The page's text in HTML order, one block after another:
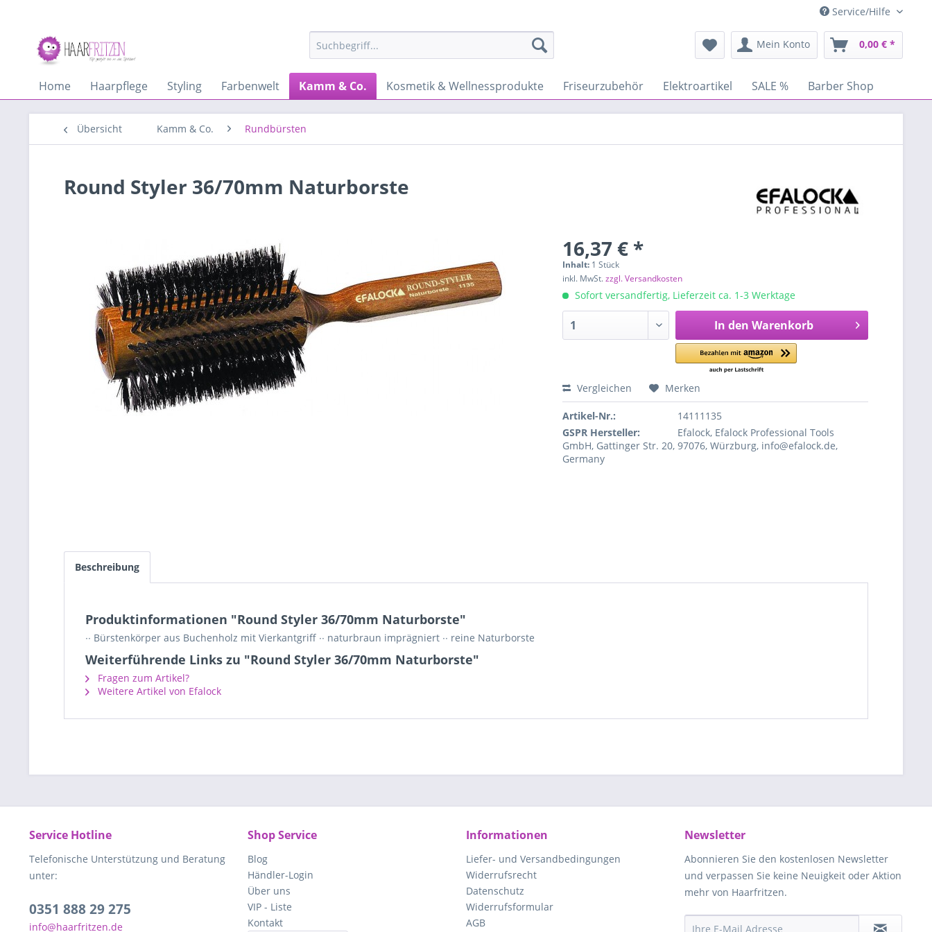
Service/Hilfe
Mein Konto 0,00 € *
Home Haarpflege Styling Farbenwelt Kamm & Co. Kosmetik & Wellnessprodukte Friseurzubehör Elektroartikel SALE % Barber Shop
Übersicht Kamm & Co. Rundbürsten
Round Styler 36/70mm Naturborste
16,37 € *
Inhalt: 1 Stück
inkl. MwSt.zzgl. Versandkosten
Sofort versandfertig, Lieferzeit ca. 1-3 Werktage
In den Warenkorb
Vergleichen Merken
Artikel-Nr.:
14111135
GSPR Hersteller:
Efalock, Efalock Professional Tools
GmbH, Gattinger Str. 20, 97076, Würzburg, info@efalock.de,
Germany
Beschreibung
Produktinformationen "Round Styler 36/70mm Naturborste"
∙∙ Bürstenkörper aus Buchenholz mit Vierkantgriff ∙∙ naturbraun imprägniert ∙∙ reine Naturborste
Weiterführende Links zu "Round Styler 36/70mm Naturborste"
Fragen zum Artikel?
Weitere Artikel von Efalock
Service Hotline
Telefonische Unterstützung und Beratung
unter:
0351 888 29 275
info@haarfritzen.de
Shop Service
Blog
Händler-Login
Über uns
VIP - Liste
Kontakt
Informationen
Liefer- und Versandbedingungen
Widerrufsrecht
Datenschutz
Widerrufsformular
AGB
Newsletter
Abonnieren Sie den kostenlosen Newsletter
und verpassen Sie keine Neuigkeit oder Aktion
mehr von Haarfritzen.